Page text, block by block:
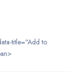
title="Add to